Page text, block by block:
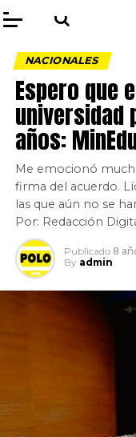
NACIONALES
Espero que
universidad
años:
Me emocionó
firma del acuerdo.
las que aún no se
Por: Redacción
Publicado 8
By admin